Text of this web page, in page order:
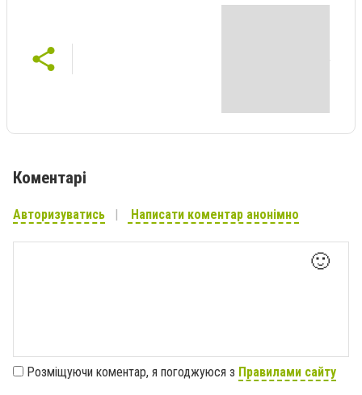
Коментарі
Авторизуватись Написати коментар анонімно
🙂
Розміщуючи коментар, я погоджуюся з Правилами сайту